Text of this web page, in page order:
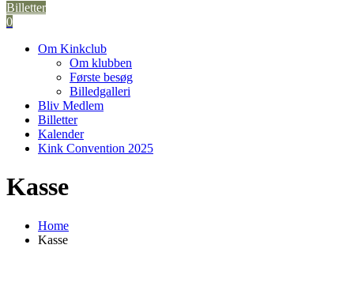
Billetter
0
Om Kinkclub
Om klubben
Første besøg
Billedgalleri
Bliv Medlem
Billetter
Kalender
Kink Convention 2025
Kasse
Home
Kasse